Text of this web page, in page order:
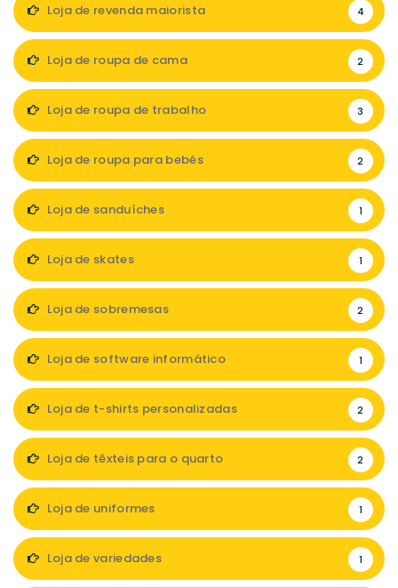
Loja de revenda maiorista 4
Loja de roupa de cama 2
Loja de roupa de trabalho 3
Loja de roupa para bebés 2
Loja de sanduíches 1
Loja de skates 1
Loja de sobremesas 2
Loja de software informático 1
Loja de t-shirts personalizadas 2
Loja de têxteis para o quarto 2
Loja de uniformes 1
Loja de variedades 1